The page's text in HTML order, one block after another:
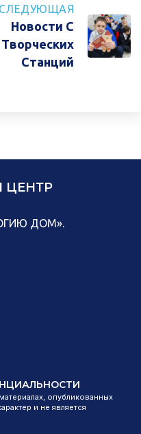
СЛЕДУЮЩАЯ
Новости С
Творческих
Станций
ЦЕНТР
ДОМ».
опубликованных
и не является